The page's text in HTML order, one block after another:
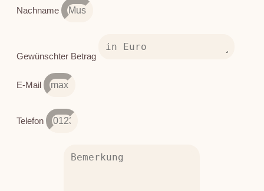
Nachname
Gewünschter Betrag
E-Mail
Telefon